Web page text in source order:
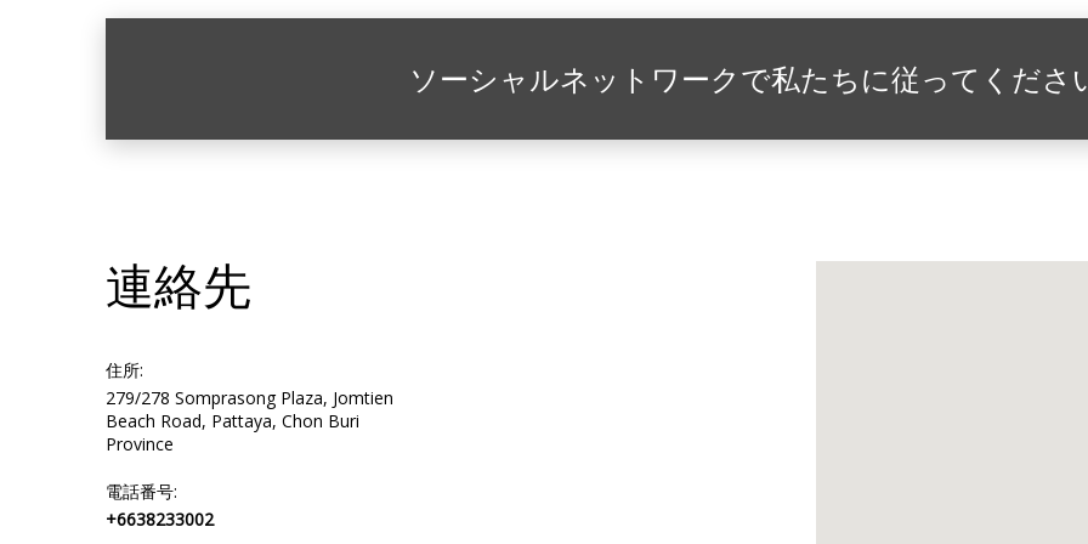
ソーシャルネットワークで私たちに従ってくださ
連絡先
住所:
279/278 Somprasong Plaza, Jomtien
Beach Road, Pattaya, Chon Buri
Province
電話番号:
+6638233002